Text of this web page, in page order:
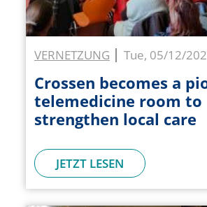
VERNETZUNG Tue, 05/12/
Crossen becomes a
telemedicine room to
strengthen local care
JETZT LESEN